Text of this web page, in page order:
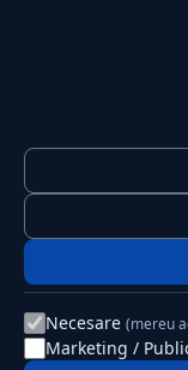
Confidențialitate
Politica de cookies
© 2026 Jurnalul
Necesare (mereu
Marketing /